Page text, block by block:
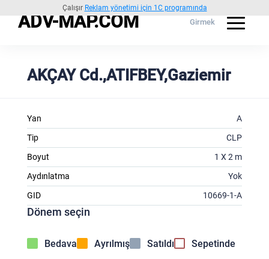
Çalışır Reklam yönetimi için 1C programında
ADV-MAP.COM Girmek
AKÇAY Cd.,ATIFBEY,Gaziemir
Yan
A
Tip
CLP
Boyut
1 X 2 m
Aydınlatma
Yok
GID
10669-1-A
Dönem seçin
Bedava Ayrılmış Satıldı Sepetinde